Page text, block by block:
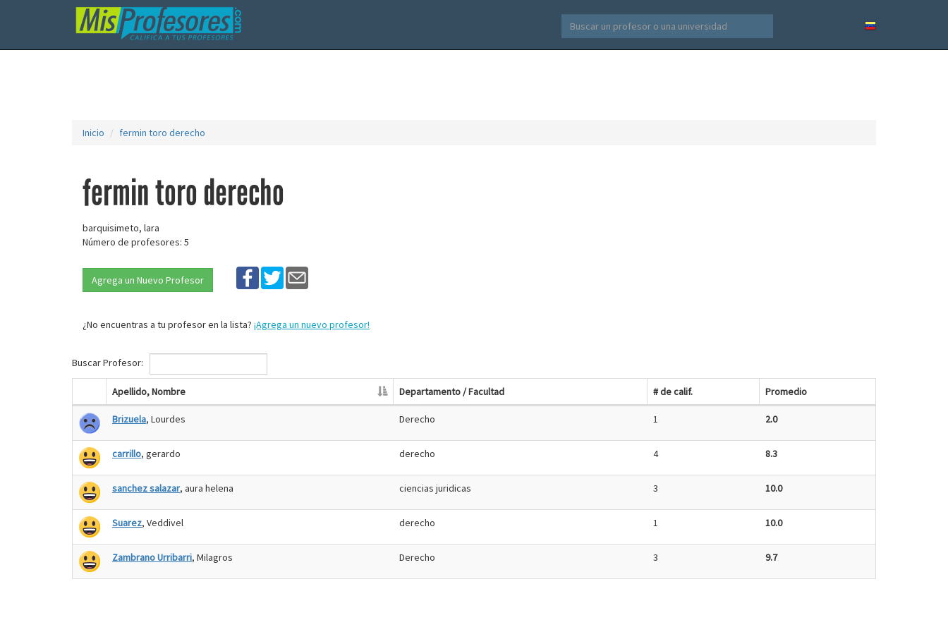
Inicio fermin toro derecho
fermin toro derecho
barquisimeto, lara
Número de profesores: 5
Agrega un Nuevo Profesor
¿No encuentras a tu profesor en la lista? ¡Agrega un nuevo profesor!
Buscar Profesor:
Apellido, Nombre Departamento / Facultad # de calif. Promedio
Brizuela, Lourdes Derecho 1 2.0
carrillo, gerardo derecho 4 8.3
sanchez salazar, aura helena ciencias juridicas 3 10.0
Suarez, Veddivel derecho 1 10.0
Zambrano Urribarri, Milagros Derecho 3 9.7